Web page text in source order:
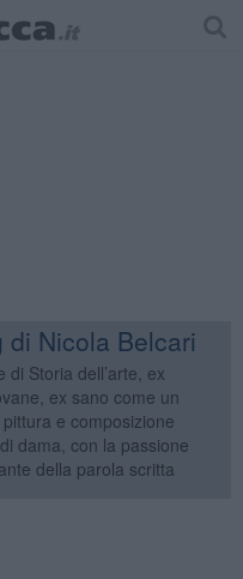
Nicola Belcari
di Storia dell’arte, ex
ex sano come un
e composizione
dama, con la passione
della parola scritta